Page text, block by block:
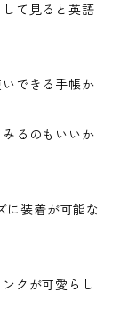
て見ると英語
できる手帳か
るのもいいか
に装着が可能な
クが可愛らし